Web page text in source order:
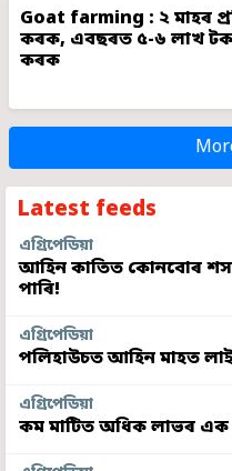
Goat farming : ২ মাহৰ
কৰক, এবছৰত ৫-৬ লাখ
কৰক
Latest feeds
এগ্ৰিপেডিয়া
আহিন কাতিত কোনবোৰ
পাৰি!
এগ্ৰিপেডিয়া
পলিহাউচত আহিন মাহত
এগ্ৰিপেডিয়া
কম মাটিত অধিক লাভৰ এক